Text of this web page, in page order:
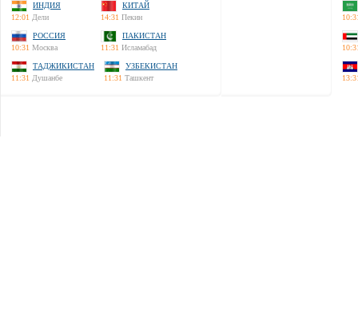
ИНДИЯ
12:01 Дели
КИТАЙ
14:31 Пекин
РОССИЯ
10:31 Москва
ПАКИСТАН
11:31 Исламабад
ТАДЖИКИСТАН
11:31 Душанбе
УЗБЕКИСТАН
11:31 Ташкент